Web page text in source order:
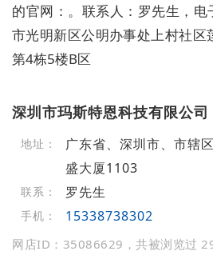
的官网：。联系人：罗先生，电
市光明新区公明办事处上村社区
第4栋5楼B区
深圳市玛斯特恩科技有限公司
地址：
广东省、深圳市、市辖
盛大厦1103
联系： 罗先生
手机： 15338738302
网店ID：35086629，共被浏览过